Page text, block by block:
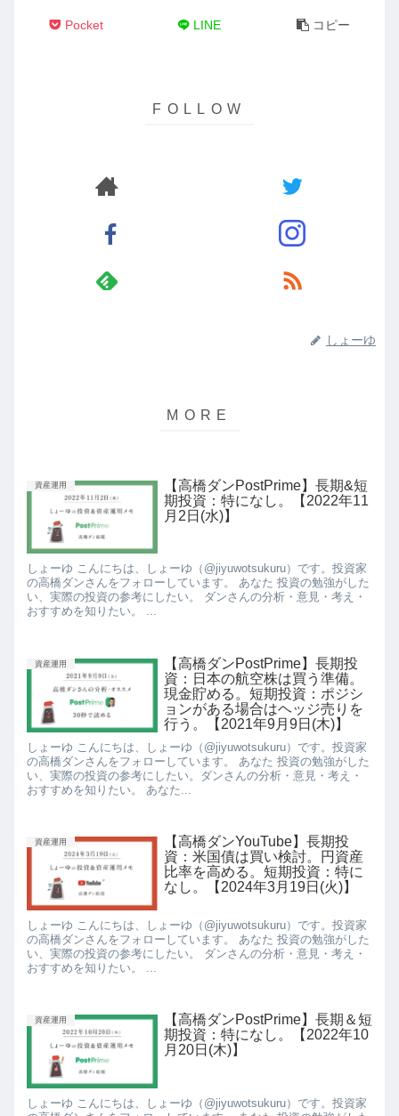
Pocket LINE コピー
しょーゆ
資産運用
【高橋ダンPostPrime】長期&短
期投資：特になし。【2022年11
月2日(水)】
しょーゆ こんにちは、しょーゆ（@jiyuwotsukuru）です。投資家
の高橋ダンさんをフォローしています。 あなた 投資の勉強がした
い、実際の投資の参考にしたい。 ダンさんの分析・意見・考え・
おすすめを知りたい。 ...
資産運用
【高橋ダンPostPrime】長期投
資：日本の航空株は買う準備。
現金貯める。短期投資：ポジシ
ョンがある場合はヘッジ売りを
行う。【2021年9月9日(木)】
しょーゆ こんにちは、しょーゆ（@jiyuwotsukuru）です。投資家
の高橋ダンさんをフォローしています。 あなた 投資の勉強がした
い、実際の投資の参考にしたい。ダンさんの分析・意見・考え・
おすすめを知りたい。 あなた...
資産運用
【高橋ダンYouTube】長期投
資：米国債は買い検討。円資産
比率を高める。短期投資：特に
なし。【2024年3月19日(火)】
しょーゆ こんにちは、しょーゆ（@jiyuwotsukuru）です。投資家
の高橋ダンさんをフォローしています。 あなた 投資の勉強がした
い、実際の投資の参考にしたい。 ダンさんの分析・意見・考え・
おすすめを知りたい。 ...
資産運用
【高橋ダンPostPrime】長期＆短
期投資：特になし。【2022年10
月20日(木)】
しょーゆ こんにちは、しょーゆ（@jiyuwotsukuru）です。投資家